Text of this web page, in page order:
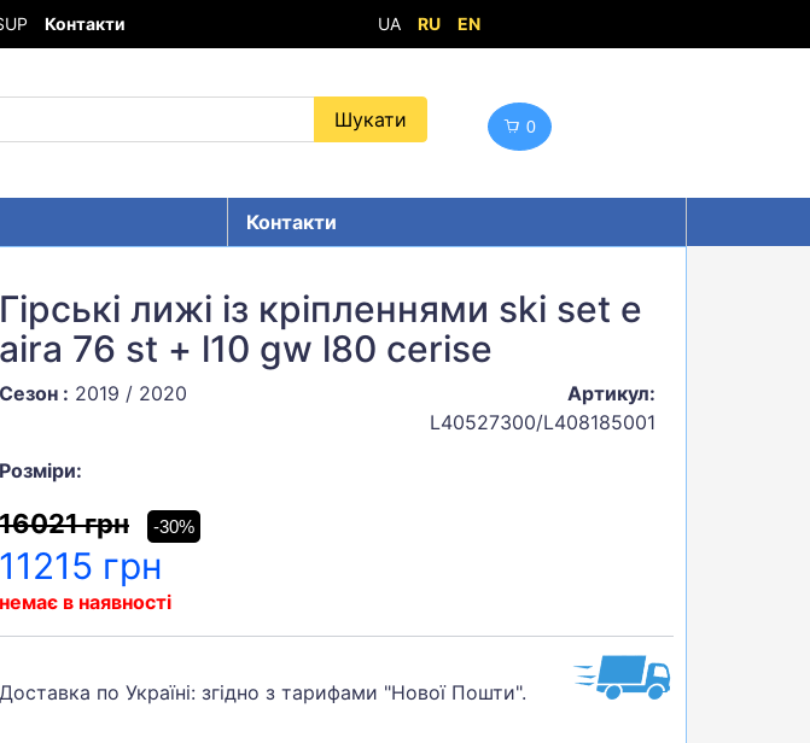
Контакти UA RU EN
0
Контакти
Гірські лижі із кріпленнями ski set e
aira 76 st + l10 gw l80 cerise
Сезон : 2019 / 2020
Артикул:
L40527300/L408185001
Розміри:
16021 грн -30%
11215 грн
немає в наявності
Доставка по Україні: згідно з тарифами "Нової Пошти".